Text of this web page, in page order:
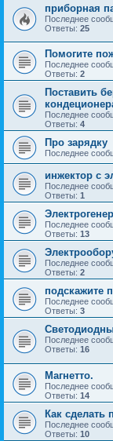
приборная
Последнее
Ответы: 25
Помогите
Последнее
Ответы: 2
Поставить
Последнее
Ответы: 4
Про зарядку
Последнее
инжектор с
Последнее
Ответы: 1
Последнее
Ответы: 13
Последнее
Ответы: 2
подскажите
Последнее
Ответы: 3
Последнее
Ответы: 16
Магнетто.
Последнее
Ответы: 14
Как сделать
Последнее
Ответы: 10